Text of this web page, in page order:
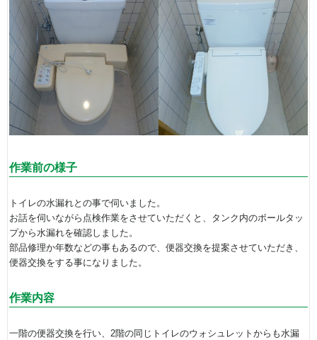
作業前の様子
トイレの水漏れとの事で伺いました。
お話を伺いながら点検作業をさせていただくと、タンク内のボールタッ
プから水漏れを確認しました。
部品修理か年数などの事もあるので、便器交換を提案させていただき、
便器交換をする事になりました。
作業内容
一階の便器交換を行い、2階の同じトイレのウォシュレットからも水漏